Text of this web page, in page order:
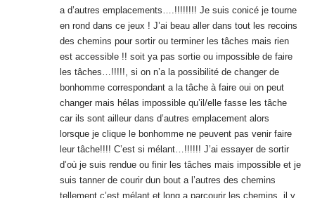
a d’autres emplacements….!!!!!!!! Je suis conicé je tourne
en rond dans ce jeux ! J’ai beau aller dans tout les recoins
des chemins pour sortir ou terminer les tâches mais rien
est accessible !! soit ya pas sortie ou impossible de faire
les tâches…!!!!!, si on n’a la possibilité de changer de
bonhomme correspondant a la tâche à faire oui on peut
changer mais hélas impossible qu’il/elle fasse les tâche
car ils sont ailleur dans d’autres emplacement alors
lorsque je clique le bonhomme ne peuvent pas venir faire
leur tâche!!!! C’est si mélant…!!!!!! J’ai essayer de sortir
d’où je suis rendue ou finir les tâches mais impossible et je
suis tanner de courir dun bout a l’autres des chemins
tellement c’est mélant et long a parcourir les chemins, il y